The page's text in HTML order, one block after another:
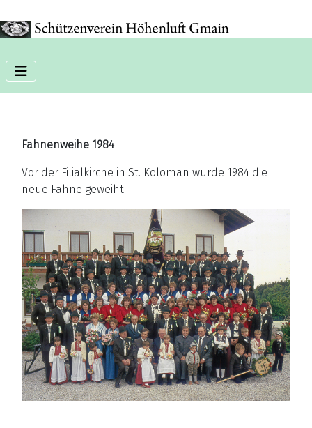
Fahnenweihe 1984
Vor der Filialkirche in St. Koloman wurde 1984 die
neue Fahne geweiht.